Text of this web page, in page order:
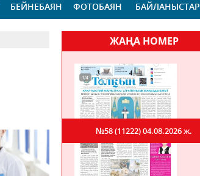
БЕЙНЕБАЯН ФОТОБАЯН БАЙЛАНЫСТАР
ЖАҢА НОМЕР
№58 (11222)04.08.2026 ж.